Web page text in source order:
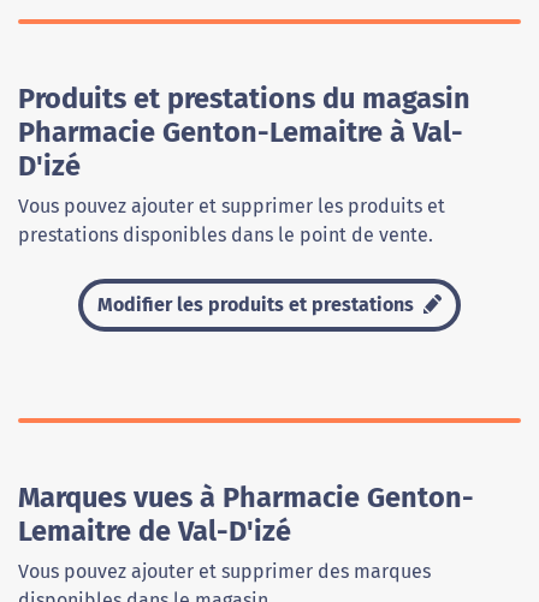
Produits et prestations du magasin
Pharmacie Genton-Lemaitre à Val-
D'izé
Vous pouvez ajouter et supprimer les produits et
prestations disponibles dans le point de vente.
Modifier les produits et prestations
Marques vues à Pharmacie Genton-
Lemaitre de Val-D'izé
Vous pouvez ajouter et supprimer des marques